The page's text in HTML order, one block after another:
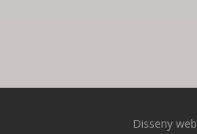
Disseny web